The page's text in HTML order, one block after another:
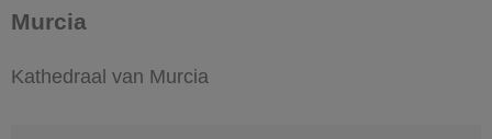
Murcia
Kathedraal van Murcia